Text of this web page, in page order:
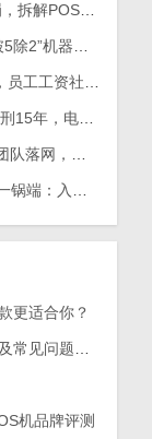
业链与自保指南
停/涨价潮来袭
资金困局何解？
，多地数百人涉案
倒逼从业者转型
离职员工曝内幕
更适合你？
机品牌评测